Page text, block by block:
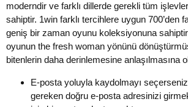
moderndir ve farklı dillerde gerekli tüm
sahiptir. 1win farklı tercihlere uygun 700’den
geniş bir zaman oyunu koleksiyonuna
oyunun the fresh woman yönünü
bitenlerin daha derinlemesine anlaşılmasına
E-posta yoluyla kaydolmayı
gereken doğru e-posta adresinizi